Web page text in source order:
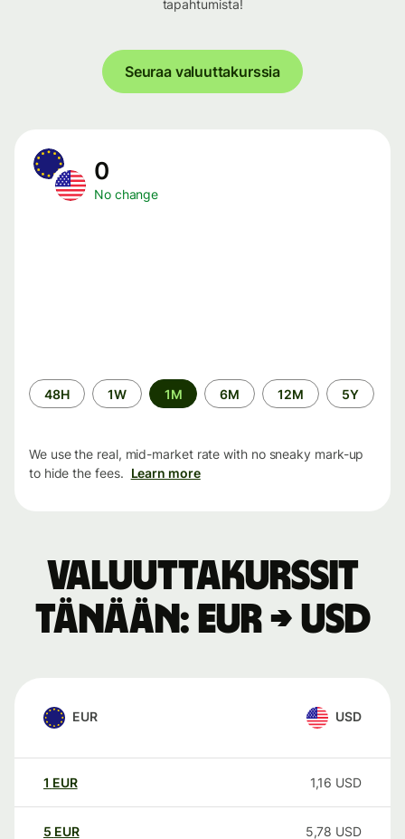
tapahtumista!
Seuraa valuuttakurssia
0
No change
Time
period
48H 1W 1M 6M 12M 5Y
We use the real, mid-market rate with no sneaky mark-up
to hide the fees. Learn more
Valuuttakurssit
tänään: EUR → USD
EUR USD
1 EUR 1,16 USD
5 EUR 5,78 USD